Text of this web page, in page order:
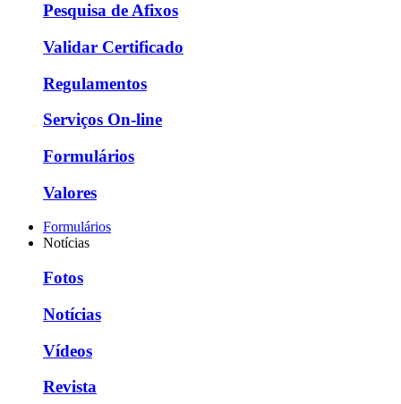
Pesquisa de Afixos
Validar Certificado
Regulamentos
Serviços On-line
Formulários
Valores
Formulários
Notícias
Fotos
Notícias
Vídeos
Revista